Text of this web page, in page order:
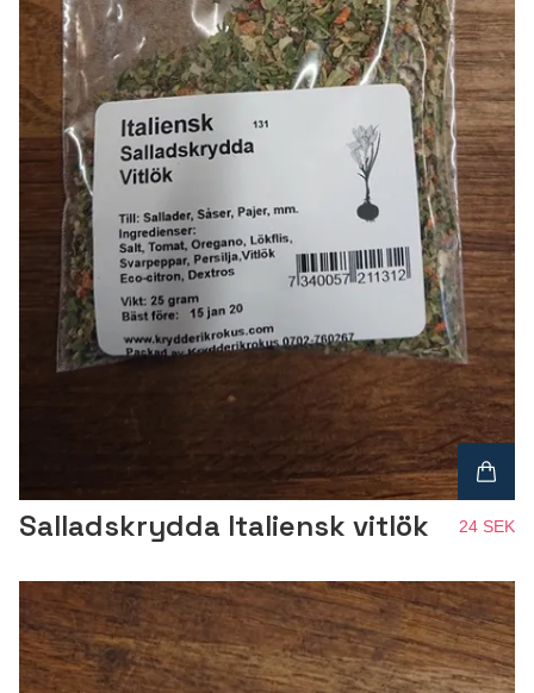
Salladskrydda Italiensk vitlök 24 SEK